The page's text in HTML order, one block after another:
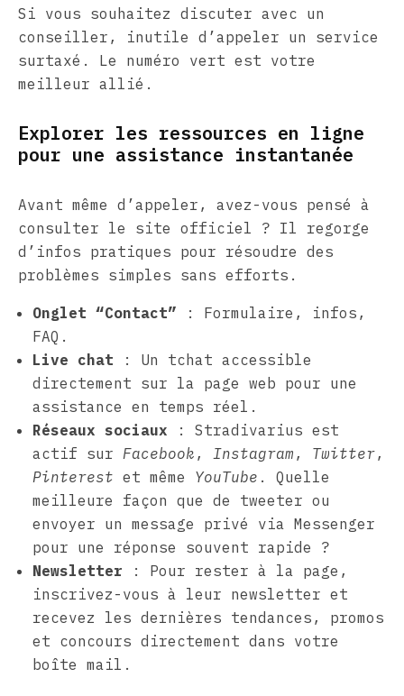
Si vous souhaitez discuter avec un
conseiller, inutile d’appeler un service
surtaxé. Le numéro vert est votre
meilleur allié.
Explorer les ressources en ligne
pour une assistance instantanée
Avant même d’appeler, avez-vous pensé à
consulter le site officiel ? Il regorge
d’infos pratiques pour résoudre des
problèmes simples sans efforts.
Onglet “Contact” : Formulaire, infos,
FAQ.
Live chat : Un tchat accessible
directement sur la page web pour une
assistance en temps réel.
Réseaux sociaux : Stradivarius est
actif sur Facebook , Instagram , Twitter,
Pinterest et même YouTube . Quelle
meilleure façon que de tweeter ou
envoyer un message privé via Messenger
pour une réponse souvent rapide ?
Newsletter : Pour rester à la page,
inscrivez-vous à leur newsletter et
recevez les dernières tendances, promos
et concours directement dans votre
boîte mail.